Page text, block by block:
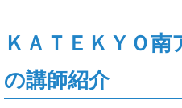
ＫＡＴＥＫＹＯ
の講師紹介